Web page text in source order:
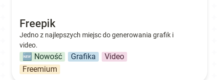
Freepik
Jedno z najlepszych miejsc do generowania grafik i
video.
🆕 Nowość Grafika
Video
Freemium